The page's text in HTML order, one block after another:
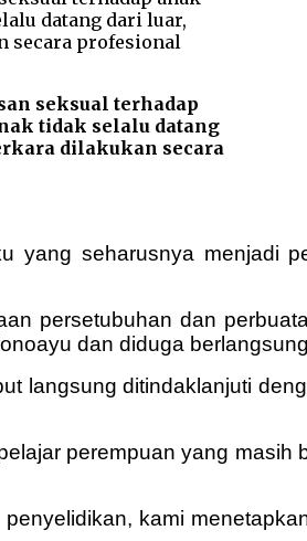
seksual terhadap
tidak selalu datang
dilakukan secara
yang seharusnya menjadi
persetubuhan dan
dan diduga
langsung ditindaklanjuti
perempuan yang masih
kami